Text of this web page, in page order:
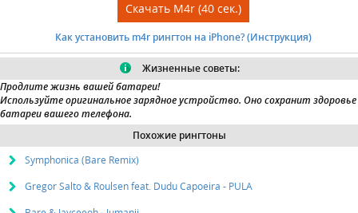
Скачать M4r (40 сек.)
Как установить m4r рингтон на iPhone? (Инструкция)
Жизненные советы:
Продлите жизнь вашей батареи!
Используйте оригинальное зарядное устройство. Оно сохранит здоровье
батареи вашего телефона.
Похожие рингтоны
Symphonica (Bare Remix)
Gregor Salto & Roulsen feat. Dudu Capoeira - PULA